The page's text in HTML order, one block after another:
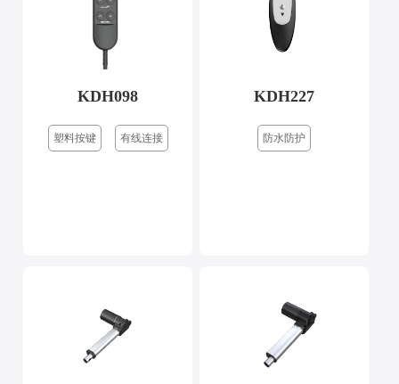
KDH098
塑料按键 有线连接
KDH227
防水防护